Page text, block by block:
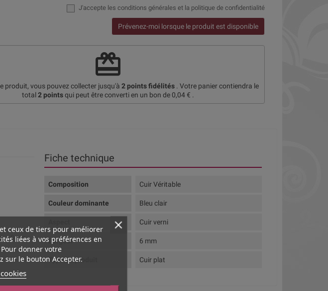
J'accepte les conditions générales et la politique de confidentialité
Prévenez-moi lorsque le produit est disponible
redeem
produit, vous pouvez collecter jusqu'à 2points fidélités. Votre panier contiendra le
total2 pointsqui peut être converti en un bon de 0,04 € .
60 cm
Fiche technique
Composition Cuir Véritable
Couleur dominante Bleu clair
Cuir verni
Largeur 6 mm
Type de produit Cuir plat
ceux de tiers pour améliorer
liées à vos préférences en
donner votre
sur le bouton Accepter.